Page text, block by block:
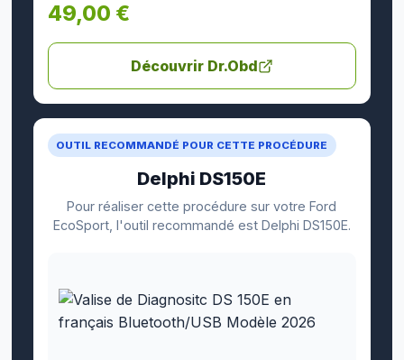
OUTIL RECOMMANDÉ POUR CETTE PROCÉDURE
Delphi DS150E
Pour réaliser cette procédure sur votre Ford
EcoSport, l'outil recommandé est Delphi DS150E.
49,00 €
Découvrir Dr.Obd